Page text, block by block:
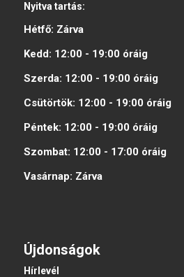
Nyitva tartás:
Hétfő: Zárva
Kedd: 12:00 - 19:00 óráig
Szerda: 12:00 - 19:00 óráig
Csütörtök: 12:00 - 19:00 óráig
Péntek: 12:00 - 19:00 óráig
Szombat: 12:00 - 17:00 óráig
Vasárnap: Zárva
Újdonságok
Hírlevél